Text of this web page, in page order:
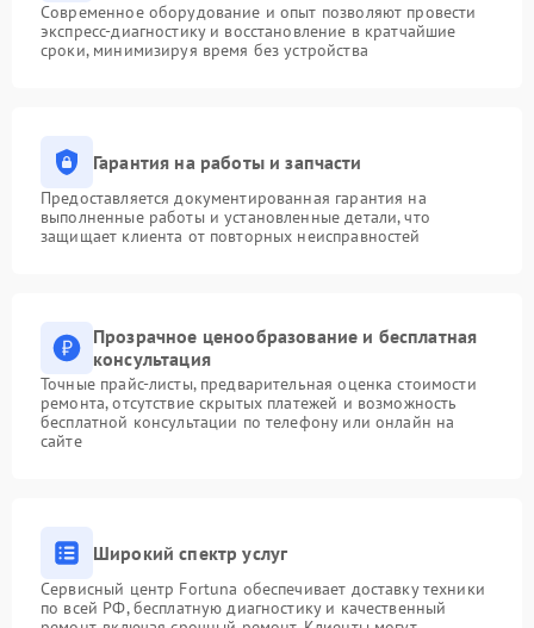
Современное оборудование и опыт позволяют провести
экспресс-диагностику и восстановление в кратчайшие
сроки, минимизируя время без устройства
Гарантия на работы и запчасти
Предоставляется документированная гарантия на
выполненные работы и установленные детали, что
защищает клиента от повторных неисправностей
Прозрачное ценообразование и бесплатная
консультация
Точные прайс-листы, предварительная оценка стоимости
ремонта, отсутствие скрытых платежей и возможность
бесплатной консультации по телефону или онлайн на
сайте
Широкий спектр услуг
Сервисный центр Fortuna обеспечивает доставку техники
по всей РФ, бесплатную диагностику и качественный